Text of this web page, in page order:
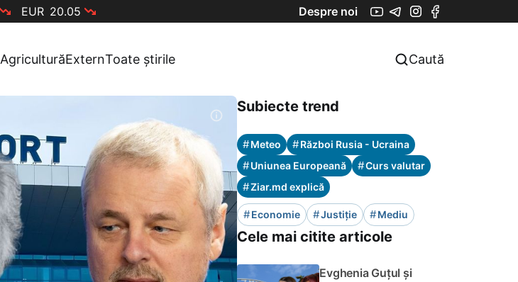
EUR 20.05 Despre noi
AgriculturăExternToate știrile Caută
Subiecte trend
#Meteo #Război Rusia - Ucraina
#Uniunea Europeană #Curs valutar
#Ziar.md explică
#Economie #Justiție #Mediu
Cele mai citite articole
Evghenia Guțul și